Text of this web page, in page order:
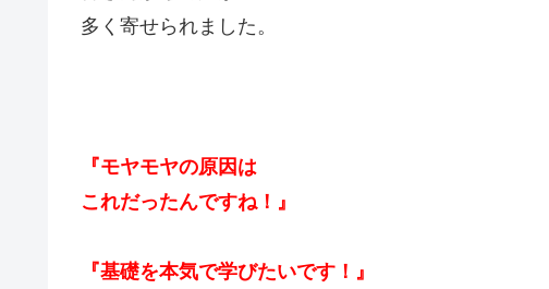
多く寄せられました。
『モヤモヤの原因は
これだったんですね！』
『基礎を本気で学びたいです！』